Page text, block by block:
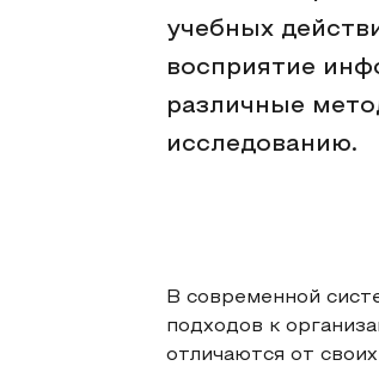
учебных
восприятие
различные
исследованию.
В современной
подходов к
отличаются от